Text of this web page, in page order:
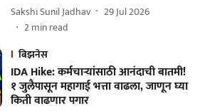
Sakshi Sunil Jadhav
29 Jul 2026
2min read
बिझनेस
IDA Hike: कर्मचाऱ्यांसाठी आनंदाची बातमी!
१ जुलैपासून महागाई भत्ता वाढला, जाणून घ्या
किती वाढणार पगार